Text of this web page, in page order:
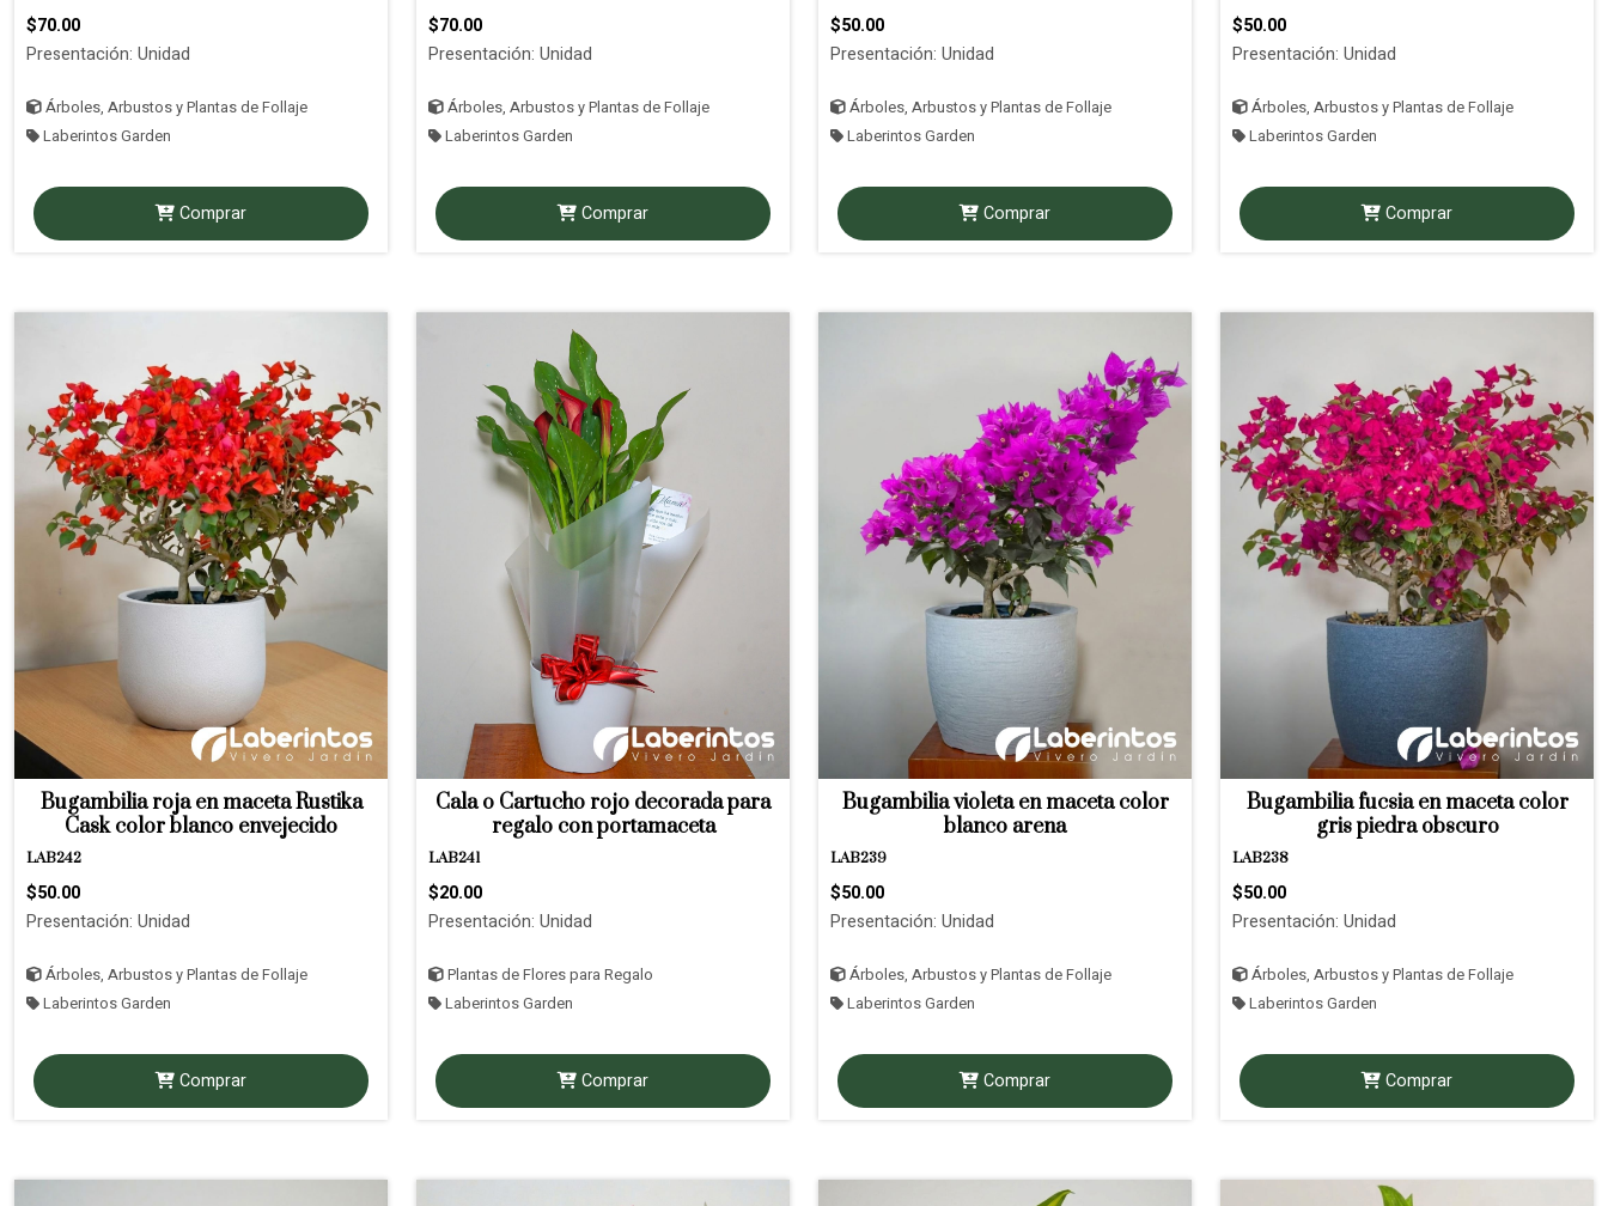
$70.00
Presentación: Unidad
Árboles, Arbustos y Plantas de Follaje
Laberintos Garden
Comprar
$70.00
Presentación: Unidad
Árboles, Arbustos y Plantas de Follaje
Laberintos Garden
Comprar
$50.00
Presentación: Unidad
Árboles, Arbustos y Plantas de Follaje
Laberintos Garden
Comprar
$50.00
Presentación: Unidad
Árboles, Arbustos y Plantas de Follaje
Laberintos Garden
Comprar
Bugambilia roja en maceta Rustika
Cask color blanco envejecido
LAB242
$50.00
Presentación: Unidad
Árboles, Arbustos y Plantas de Follaje
Laberintos Garden
Comprar
Cala o Cartucho rojo decorada para
regalo con portamaceta
LAB241
$20.00
Presentación: Unidad
Plantas de Flores para Regalo
Laberintos Garden
Comprar
Bugambilia violeta en maceta color
blanco arena
LAB239
$50.00
Presentación: Unidad
Árboles, Arbustos y Plantas de Follaje
Laberintos Garden
Comprar
Bugambilia fucsia en maceta color
gris piedra obscuro
LAB238
$50.00
Presentación: Unidad
Árboles, Arbustos y Plantas de Follaje
Laberintos Garden
Comprar